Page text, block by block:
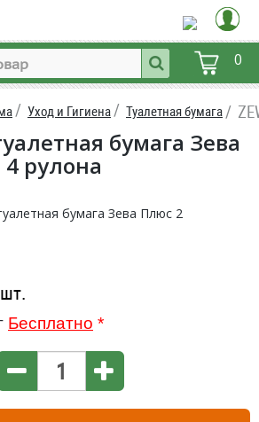
0
Уход и Гигиена Туалетная бумага
бумага Зева
рулона
Бесплатно *